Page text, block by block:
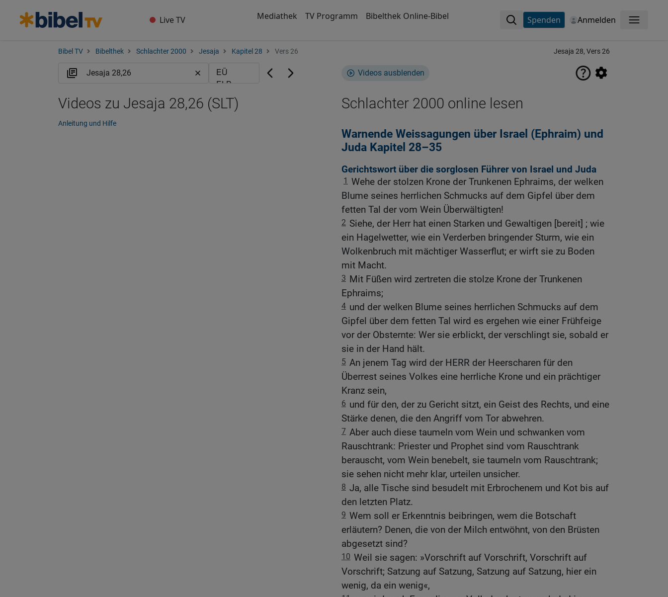
Live TV Mediathek TV Programm Bibelthek Online-Bibel Spenden Anmelden Menü
Bibel TV Bibelthek Schlachter 2000 Jesaja Kapitel 28 Vers 26 Jesaja 28, Vers 26
Videos ausblenden
Schlachter 2000 online lesen
Warnende Weissagungen über Israel (Ephraim) und
Juda Kapitel 28–35
Gerichtswort über die sorglosen Führer von Israel und Juda
1 Wehe der stolzen Krone der Trunkenen Ephraims, der welken
Blume seines herrlichen Schmucks auf dem Gipfel über dem
fetten Tal der vom Wein Überwältigten!
2 Siehe, der Herr hat einen Starken und Gewaltigen [bereit] ; wie
ein Hagelwetter, wie ein Verderben bringender Sturm, wie ein
Wolkenbruch mit mächtiger Wasserflut; er wirft sie zu Boden
mit Macht.
3 Mit Füßen wird zertreten die stolze Krone der Trunkenen
Ephraims;
4 und der welken Blume seines herrlichen Schmucks auf dem
Gipfel über dem fetten Tal wird es ergehen wie einer Frühfeige
vor der Obsternte: Wer sie erblickt, der verschlingt sie, sobald er
sie in der Hand hält.
5 An jenem Tag wird der HERR der Heerscharen für den
Überrest seines Volkes eine herrliche Krone und ein prächtiger
Kranz sein,
6 und für den, der zu Gericht sitzt, ein Geist des Rechts, und eine
Stärke denen, die den Angriff vom Tor abwehren.
7 Aber auch diese taumeln vom Wein und schwanken vom
Rauschtrank: Priester und Prophet sind vom Rauschtrank
berauscht, vom Wein benebelt, sie taumeln vom Rauschtrank;
sie sehen nicht mehr klar, urteilen unsicher.
8 Ja, alle Tische sind besudelt mit Erbrochenem und Kot bis auf
den letzten Platz.
9 Wem soll er Erkenntnis beibringen, wem die Botschaft
erläutern? Denen, die von der Milch entwöhnt, von den Brüsten
abgesetzt sind?
10 Weil sie sagen: »Vorschrift auf Vorschrift, Vorschrift auf
Vorschrift; Satzung auf Satzung, Satzung auf Satzung, hier ein
wenig, da ein wenig«,
Videos zu Jesaja 28,26 (SLT)
Anleitung und Hilfe